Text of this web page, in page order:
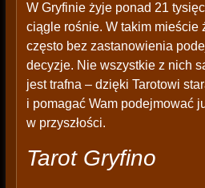
W Gryfinie żyje ponad 21
ciągle rośnie. W takim mieście
często bez zastanowienia
decyzje. Nie wszystkie z nich
jest trafna – dzięki Tarotowi
i pomagać Wam podejmować
w przyszłości.
Tarot Gryfino